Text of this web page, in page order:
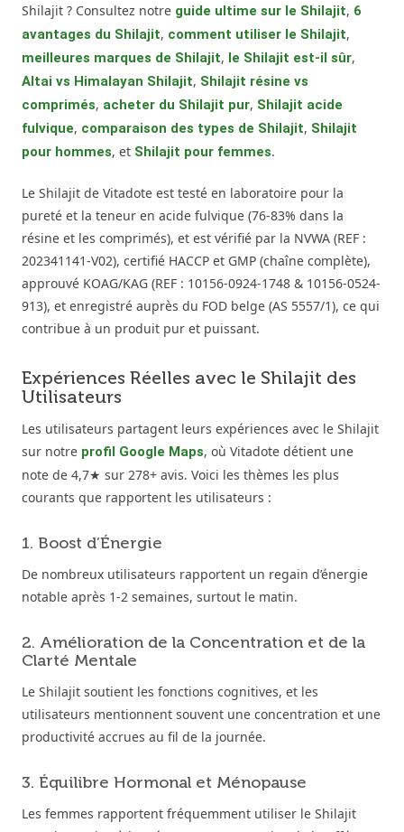
Shilajit ? Consultez notre guide ultime sur le Shilajit, 6
avantages du Shilajit, comment utiliser le Shilajit,
meilleures marques de Shilajit, le Shilajit est-il sûr,
Altai vs Himalayan Shilajit, Shilajit résine vs
comprimés, acheter du Shilajit pur, Shilajit acide
fulvique, comparaison des types de Shilajit, Shilajit
pour hommes, et Shilajit pour femmes.
Le Shilajit de Vitadote est testé en laboratoire pour la
pureté et la teneur en acide fulvique (76-83% dans la
résine et les comprimés), et est vérifié par la NVWA (REF :
202341141-V02), certifié HACCP et GMP (chaîne complète),
approuvé KOAG/KAG (REF : 10156-0924-1748 & 10156-0524-
913), et enregistré auprès du FOD belge (AS 5557/1), ce qui
contribue à un produit pur et puissant.
Expériences Réelles avec le Shilajit des
Utilisateurs
Les utilisateurs partagent leurs expériences avec le Shilajit
sur notre profil Google Maps, où Vitadote détient une
note de 4,7★ sur 278+ avis. Voici les thèmes les plus
courants que rapportent les utilisateurs :
1. Boost d’Énergie
De nombreux utilisateurs rapportent un regain d’énergie
notable après 1-2 semaines, surtout le matin.
2. Amélioration de la Concentration et de la
Clarté Mentale
Le Shilajit soutient les fonctions cognitives, et les
utilisateurs mentionnent souvent une concentration et une
productivité accrues au fil de la journée.
3. Équilibre Hormonal et Ménopause
Les femmes rapportent fréquemment utiliser le Shilajit